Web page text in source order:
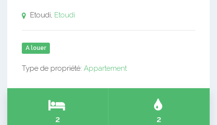
Etoudi, Etoudi
A louer
Type de propriété: Appartement
2 2